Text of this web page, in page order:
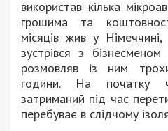
використав кілька
грошима та
місяців жив у
зустрівся з
розмовляв із ним
години. На початку
затриманий під час
перебуває в слідчому